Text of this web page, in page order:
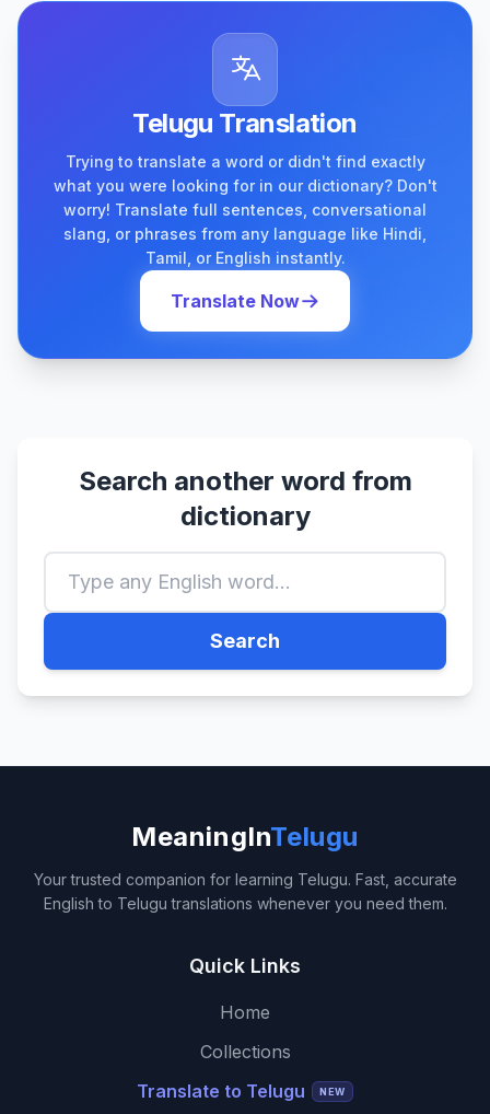
Telugu Translation
Trying to translate a word or didn't find exactly
what you were looking for in our dictionary? Don't
worry! Translate full sentences, conversational
slang, or phrases from any language like Hindi,
Tamil, or English instantly.
Translate Now
Search another word from
dictionary
Search
MeaningInTelugu
Your trusted companion for learning Telugu. Fast, accurate
English to Telugu translations whenever you need them.
Quick Links
Home
Collections
Translate to Telugu
NEW